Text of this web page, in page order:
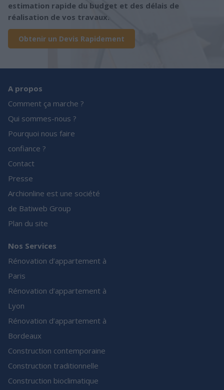
estimation rapide du budget et des délais de
réalisation de vos travaux.
Obtenir un Devis Rapidement
A propos
Comment ça marche ?
Qui sommes-nous ?
Pourquoi nous faire
confiance ?
Contact
Presse
Archionline est une société
de Batiweb Group
Plan du site
Nos Services
Rénovation d’appartement à
Paris
Rénovation d’appartement à
Lyon
Rénovation d’appartement à
Bordeaux
Construction contemporaine
Construction traditionnelle
Construction bioclimatique